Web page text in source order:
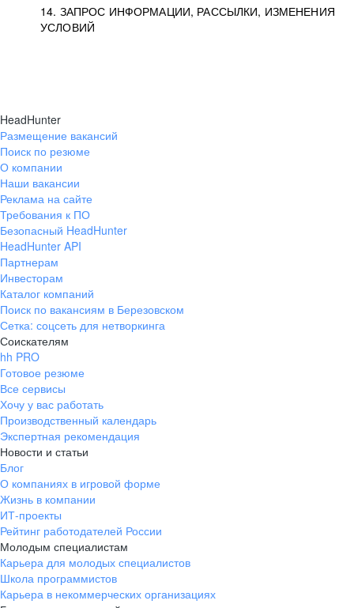
14. ЗАПРОС ИНФОРМАЦИИ, РАССЫЛКИ, ИЗМЕНЕНИЯ
УСЛОВИЙ
HeadHunter
Размещение вакансий
Поиск по резюме
О компании
Наши вакансии
Реклама на сайте
Требования к ПО
Безопасный HeadHunter
HeadHunter API
Партнерам
Инвесторам
Каталог компаний
Поиск по вакансиям в Березовском
Сетка: соцсеть для нетворкинга
Соискателям
hh PRO
Готовое резюме
Все сервисы
Хочу у вас работать
Производственный календарь
Экспертная рекомендация
Новости и статьи
Блог
О компаниях в игровой форме
Жизнь в компании
ИТ-проекты
Рейтинг работодателей России
Молодым специалистам
Карьера для молодых специалистов
Школа программистов
Карьера в некоммерческих организациях